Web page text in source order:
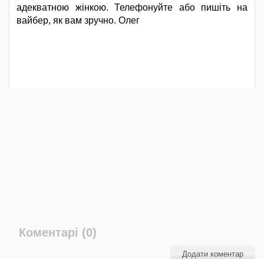
адекватною жінкою. Телефонуйте або пишіть на
вайбер, як вам зручно. Олег
Коментарі (0)
Додати коментар